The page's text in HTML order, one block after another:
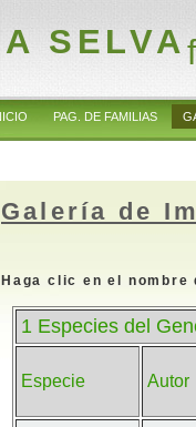
SELVA
PAG. DE FAMILIAS
Galería de
Haga clic en el
1 Especies del
Especie Autor